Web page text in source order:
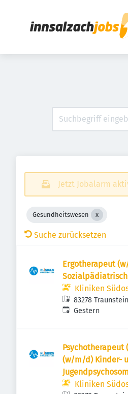
Jetzt Jobalarm
Gesundheitswesen
Suche zurücksetzen
Ergotherapeut
Kliniken
83278
Veröffentlicht
Gestern
(w/m/d) Kinder-
Kliniken